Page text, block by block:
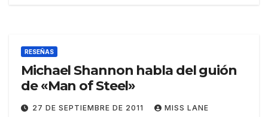
RESEÑAS
Michael Shannon habla del guión
de «Man of Steel»
27 DE SEPTIEMBRE DE 2011 MISS LANE